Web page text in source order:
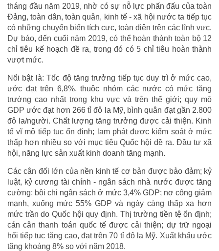
tháng đầu năm 2019, nhờ có sự nỗ lực phấn đấu của toàn
Đảng, toàn dân, toàn quân, kinh tế - xã hội nước ta tiếp tục
có những chuyển biến tích cực, toàn diện trên các lĩnh vực.
Dự báo, đến cuối năm 2019, có thể hoàn thành toàn bộ 12
chỉ tiêu kế hoạch đề ra, trong đó có 5 chỉ tiêu hoàn thành
vượt mức.
Nổi bật là: Tốc độ tăng trưởng tiếp tục duy trì ở mức cao,
ước đạt trên 6,8%, thuộc nhóm các nước có mức tăng
trưởng cao nhất trong khu vực và trên thế giới; quy mô
GDP ước đạt hơn 266 tỉ đô la Mỹ, bình quân đạt gần 2.800
đô la/người. Chất lượng tăng trưởng được cải thiện. Kinh
tế vĩ mô tiếp tục ổn định; lạm phát được kiểm soát ở mức
thấp hơn nhiều so với mục tiêu Quốc hội đề ra. Đầu tư xã
hội, năng lực sản xuất kinh doanh tăng mạnh.
Các cân đối lớn của nền kinh tế cơ bản được bảo đảm; kỷ
luật, kỷ cương tài chính - ngân sách nhà nước được tăng
cường; bội chi ngân sách ở mức 3,4% GDP; nợ công giảm
mạnh, xuống mức 55% GDP và ngày càng thấp xa hơn
mức trần do Quốc hội quy định. Thị trường tiền tệ ổn định;
cán cân thanh toán quốc tế được cải thiện; dự trữ ngoại
hối tiếp tục tăng cao, đạt trên 70 tỉ đô la Mỹ. Xuất khẩu ước
tăng khoảng 8% so với năm 2018.